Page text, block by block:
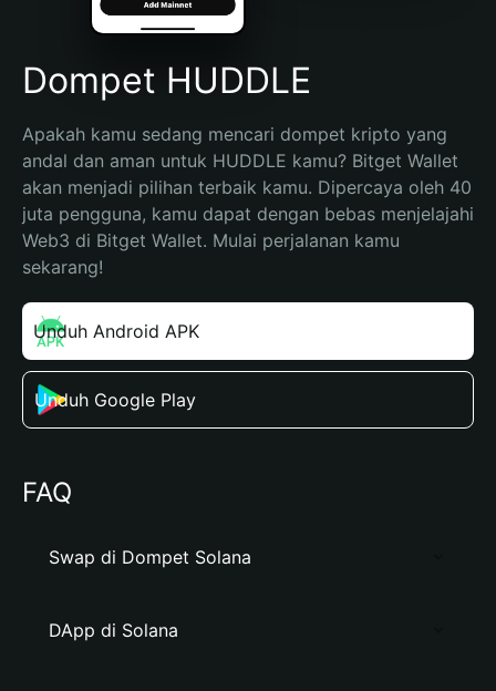
Español (Argentina)
Dompet HUDDLE
Apakah kamu sedang mencari dompet kripto yang
andal dan aman untuk HUDDLE kamu? Bitget Wallet
akan menjadi pilihan terbaik kamu. Dipercaya oleh 40
juta pengguna, kamu dapat dengan bebas menjelajahi
Web3 di Bitget Wallet. Mulai perjalanan kamu
sekarang!
Unduh Android APK
Unduh Google Play
FAQ
Swap di Dompet Solana
DApp di Solana